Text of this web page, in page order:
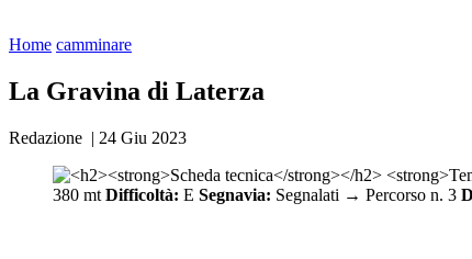
Home camminare
La Gravina di Laterza
Redazione | 24 Giu 2023
380 mt Difficoltà: E Segnavia: Segnalati → Percorso n. 3